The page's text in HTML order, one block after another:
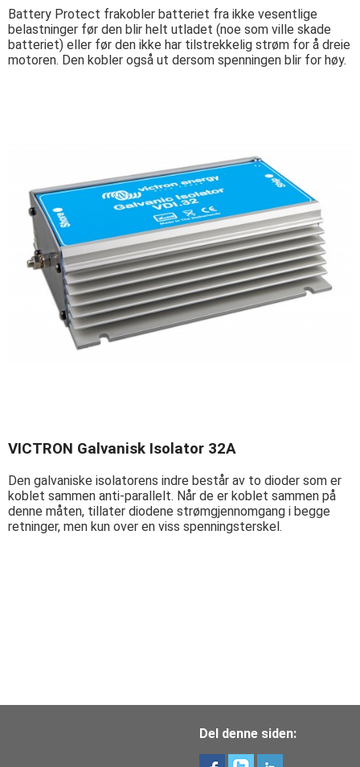
Battery Protect frakobler batteriet fra ikke vesentlige
belastninger før den blir helt utladet (noe som ville skade
batteriet) eller før den ikke har tilstrekkelig strøm for å dreie
motoren. Den kobler også ut dersom spenningen blir for høy.
VICTRON Galvanisk Isolator 32A
Den galvaniske isolatorens indre består av to dioder som er
koblet sammen anti-parallelt. Når de er koblet sammen på
denne måten, tillater diodene strømgjennomgang i begge
retninger, men kun over en viss spenningsterskel.
Del denne siden: